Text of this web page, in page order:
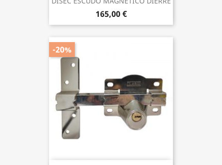
165,00 €
-20%